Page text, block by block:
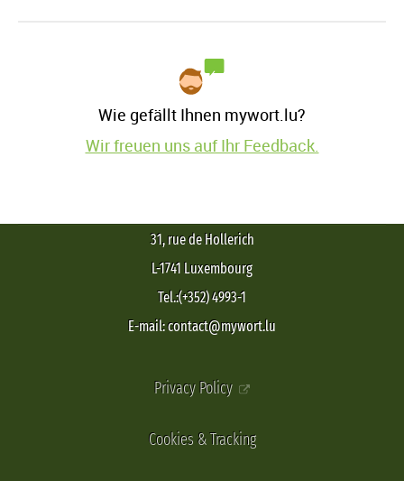
Wie gefällt Ihnen mywort.lu?
Wir freuen uns auf Ihr Feedback.
31, rue de Hollerich
L-1741 Luxembourg
Tel.:(+352) 4993-1
E-mail: contact@mywort.lu
Privacy Policy
Cookies & Tracking